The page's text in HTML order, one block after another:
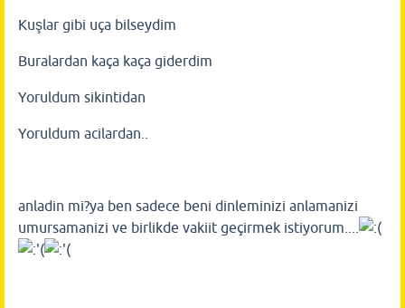
Kuşlar gibi uça bilseydim
Buralardan kaça kaça giderdim
Yoruldum sikintidan
Yoruldum acilardan..
anladin mi?ya ben sadece beni dinleminizi anlamanizi
umursamanizi ve birlikde vakiit geçirmek istiyorum....